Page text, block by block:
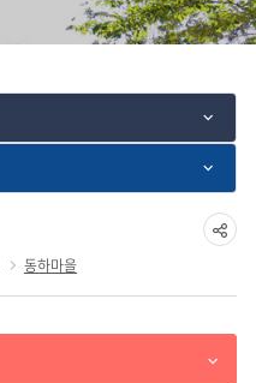
동하마을
유
하
기